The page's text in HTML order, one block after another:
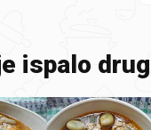
ispalo